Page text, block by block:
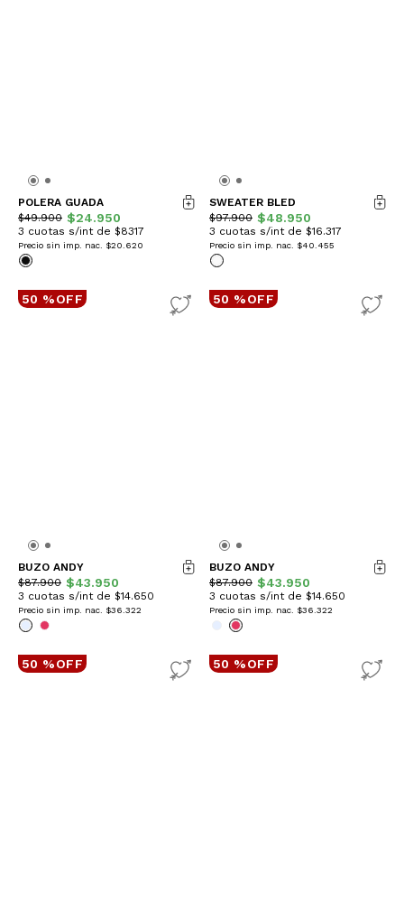
POLERA GUADA
$49.900 $24.950
3 cuotas s/int de $8317
Precio sin imp. nac. $20.620
SWEATER BLED
$97.900 $48.950
3 cuotas s/int de $16.317
Precio sin imp. nac. $40.455
50 %OFF
BUZO ANDY
$87.900 $43.950
3 cuotas s/int de $14.650
Precio sin imp. nac. $36.322
50 %OFF
BUZO ANDY
$87.900 $43.950
3 cuotas s/int de $14.650
Precio sin imp. nac. $36.322
50 %OFF 50 %OFF